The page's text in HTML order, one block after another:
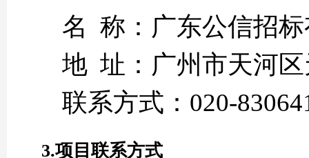
名 称：广东公信招
地 址：广州市天河
联系方式：020-
3.项目联系方式